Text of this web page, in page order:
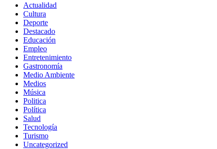
Actualidad
Cultura
Deporte
Destacado
Educación
Empleo
Entretenimiento
Gastronomía
Medio Ambiente
Medios
Música
Politica
Política
Salud
Tecnología
Turismo
Uncategorized